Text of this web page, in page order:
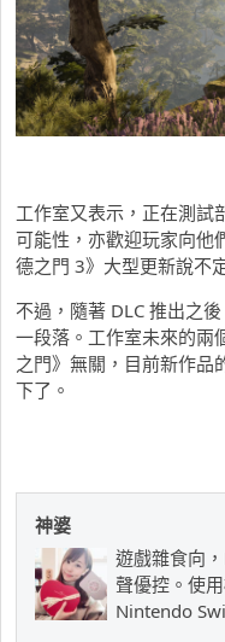
工作室又表示，正在測試
可能性，亦歡迎玩家向他
德之門 3》大型更新說不
不過，隨著 DLC 推出之
一段落。工作室未來的兩
之門》無關，目前新作品
下了。
神婆
遊戲雜食向
聲優控。使
Nintendo